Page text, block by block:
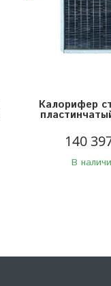
Калорифер
140
В